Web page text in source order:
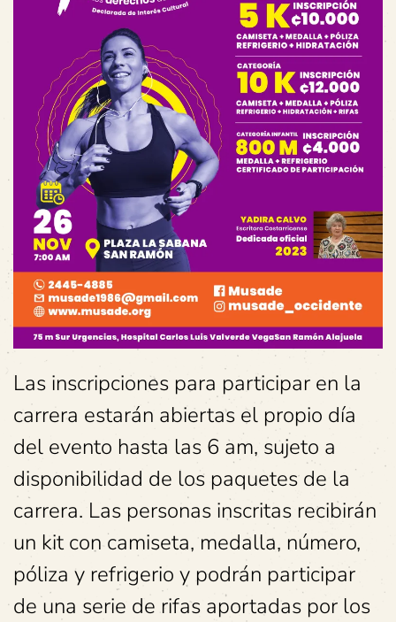
Las inscripciones para participar en la
carrera estarán abiertas el propio día
del evento hasta las 6 am, sujeto a
disponibilidad de los paquetes de la
carrera. Las personas inscritas recibirán
un kit con camiseta, medalla, número,
póliza y refrigerio y podrán participar
de una serie de rifas aportadas por los